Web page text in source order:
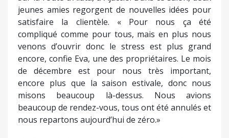
jeunes amies regorgent de nouvelles idées pour
satisfaire la clientèle. « Pour nous ça été
compliqué comme pour tous, mais en plus nous
venons d’ouvrir donc le stress est plus grand
encore, confie Eva, une des propriétaires. Le mois
de décembre est pour nous très important,
encore plus que la saison estivale, donc nous
misons beaucoup là-dessus. Nous avions
beaucoup de rendez-vous, tous ont été annulés et
nous repartons aujourd’hui de zéro.»